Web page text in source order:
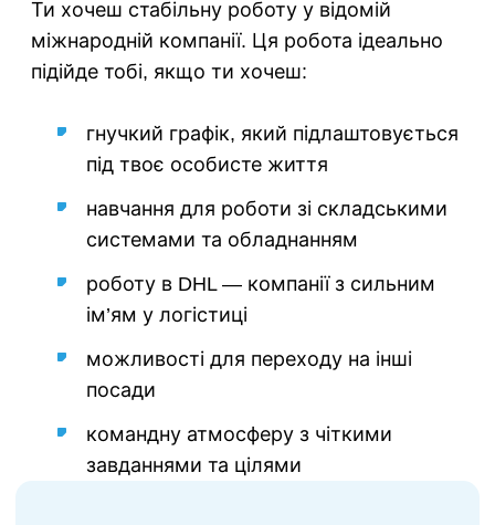
Ти хочеш стабільну роботу у відомій
міжнародній компанії. Ця робота ідеально
підійде тобі, якщо ти хочеш:
гнучкий графік, який підлаштовується
під твоє особисте життя
навчання для роботи зі складськими
системами та обладнанням
роботу в DHL — компанії з сильним
ім’ям у логістиці
можливості для переходу на інші
посади
командну атмосферу з чіткими
завданнями та цілями